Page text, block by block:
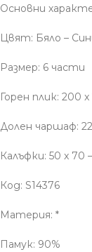
Основни
Цвят: Бяло –
Размер: 6 части
Горен плик: 200 x
Долен чаршаф:
Калъфки: 50 x 70
Код: S14376
Материя: *
Памук: 90%